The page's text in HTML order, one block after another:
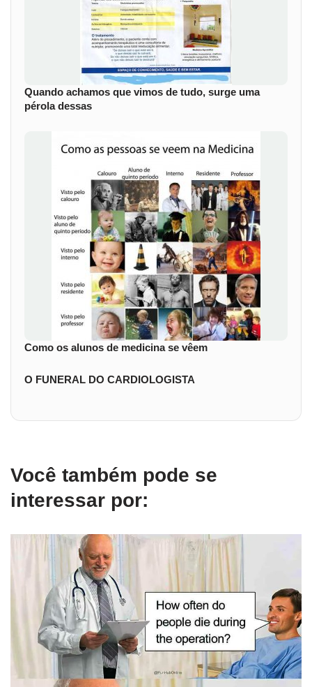
Quando achamos que vimos de tudo, surge uma
pérola dessas
Como os alunos de medicina se vêem
O FUNERAL DO CARDIOLOGISTA
Você também pode se
interessar por: